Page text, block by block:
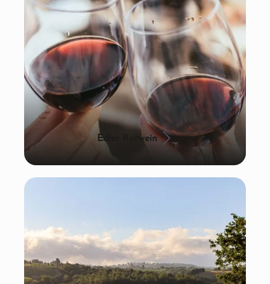
Edler Rotwein